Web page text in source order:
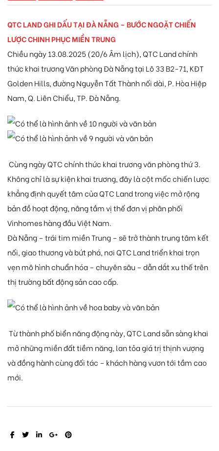
Hải
QTC LAND GHI DẤU TẠI ĐÀ NẴNG – BƯỚC NGOẶT CHIẾN
LƯỢC CHINH PHỤC MIỀN TRUNG
Chiều ngày 13.08.2025 (20/6 Âm lịch), QTC Land chính
thức khai trương Văn phòng Đà Nẵng tại Lô 33 B2-71, KĐT
Golden Hills, đường Nguyễn Tất Thành nối dài, P. Hòa Hiệp
Nam, Q. Liên Chiểu, TP. Đà Nẵng.
Cùng ngày QTC chính thức khai trương văn phòng thứ 3.
Không chỉ là sự kiện khai trương, đây là cột mốc chiến lược
khẳng định quyết tâm của QTC Land trong việc mở rộng
bản đồ hoạt động, nâng tầm vị thế đơn vị phân phối
Vinhomes hàng đầu Việt Nam.
Đà Nẵng – trái tim miền Trung – sẽ trở thành trung tâm kết
nối, giao thương và bứt phá, nơi QTC Land triển khai trọn
vẹn mô hình chuẩn hóa – chuyên sâu – dẫn dắt xu thế trên
thị trường bất động sản cao cấp.
Từ thành phố biển năng động này, QTC Land sẵn sàng khai
mở những miền đất tiềm năng, lan tỏa giá trị thịnh vượng
và đồng hành cùng đối tác – khách hàng vươn tới tầm cao
mới.
SHARE: